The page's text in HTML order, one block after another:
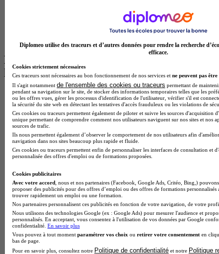
BTS Communication à Bordeaux
BTS Communication à Lyon
Les intitulés de diplôme par alternance
les plus recherchés
BTS Esf en alternance
BTS Dietetique en alternance
BTS Mco en alternance
BTS Pi en alternance
BTS Sp3s en alternance
Master CCA en alternance
BTS Ndrc en alternance
BTS Sam en alternance
BTS Sio en alternance
MSc Marketing Digital en alternance
BTS Gpme en alternance
Cap Electricien en alternance
BTS Gpn en alternance
BTS Domotique en alternance
BAC Pro Agora en alternance
BTS Sta en alternance
BTS Iris en alternance
Diplomeo utilise des traceurs et d’autres données pour rendre la recherche
efficace.
Cookies strictement nécessaires
Ces traceurs sont nécessaires au bon fonctionnement de nos services et ne peuvent pas être
Il s'agit notamment de l'ensemble des cookies ou traceurs permettant de
pendant sa navigation sur le site, de stocker des informations temporaires telles que les
ou les offres vues, gérer les processus d'identification de l'utilisateur, vérifier s'il est
la sécurité du site web en détectant les tentatives d'accès frauduleux ou les violations de
Ces cookies ou traceurs permettent également de piloter et suivre les sources d'acquisition
unique permettant de comprendre comment nos utilisateurs naviguent sur nos sites et nos
sources de trafic.
Ils nous permettent également d’observer le comportement de nos utilisateurs afin
navigation dans nos sites beaucoup plus rapide et fluide.
Ces cookies ou traceurs permettent enfin de personnaliser les interfaces de consultation et
personnalisée des offres d'emploi ou de formations proposées.
Cookies publicitaires
Avec votre accord , nous et nos partenaires (Facebook, Google Ads, Critéo, Bing,)
proposer des publicités pour des offres d’emploi ou des offres de formations
trouver rapidement un emploi ou une formation.
Nos partenaires personnalisent ces publicités en fonction de votre navigation, de votre
Nous utilisons des technologies Google (ex : Google Ads) pour mesurer l'audience et
personnalisés. En acceptant, vous consentez à l'utilisation de vos données par Google
confidentialité. En savoir plus
Vous pouvez à tout moment paramétrer vos choix ou retirer votre consentement en
bas de page.
Pour en savoir plus, consultez notre Politique de confidentialité et notre Politique